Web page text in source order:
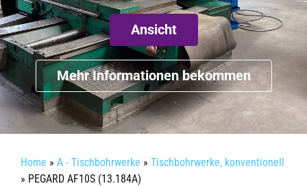
Ansicht
Mehr Informationen bekommen
Home » A - Tischbohrwerke » Tischbohrwerke, konventionell
» PEGARD AF10S (13.184A)